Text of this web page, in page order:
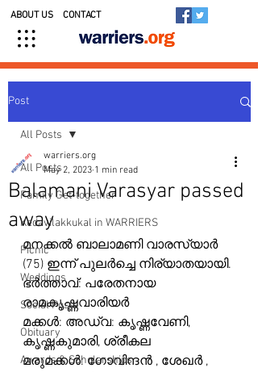
ABOUT US CONTACT
Post
All Posts
Family Get-together
Kedavilakkukal in WARRIERS
Picnic
Weddings
Social Posts
Obituary
Awards & Scholarships
All Posts
Balamani Varasyar passed
away
warriers.org
May 2, 2023 1 min read
മനക്കൽ ബാലാമണി വാരസ്യാർ
(75) ഇന്ന് പുലർച്ചെ നിര്യാതയായി.
ഭർത്താവ്: പരേതനായ
രാമകൃഷ്ണവാരിയർ
മക്കൾ: അഡ്വ: കൃഷ്ണവേണി,
കൃഷ്ണകുമാരി, ശ്രീകല
മരുമക്കൾ: ഗോവിന്ദൻ , ശേഖർ ,